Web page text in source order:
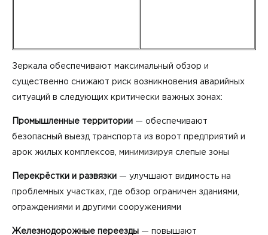
Зеркала обеспечивают максимальный обзор и
существенно снижают риск возникновения аварийных
ситуаций в следующих критически важных зонах:
Промышленные территории — обеспечивают
безопасный выезд транспорта из ворот предприятий и
арок жилых комплексов, минимизируя слепые зоны
Перекрёстки и развязки — улучшают видимость на
проблемных участках, где обзор ограничен зданиями,
ограждениями и другими сооружениями
Железнодорожные переезды — повышают